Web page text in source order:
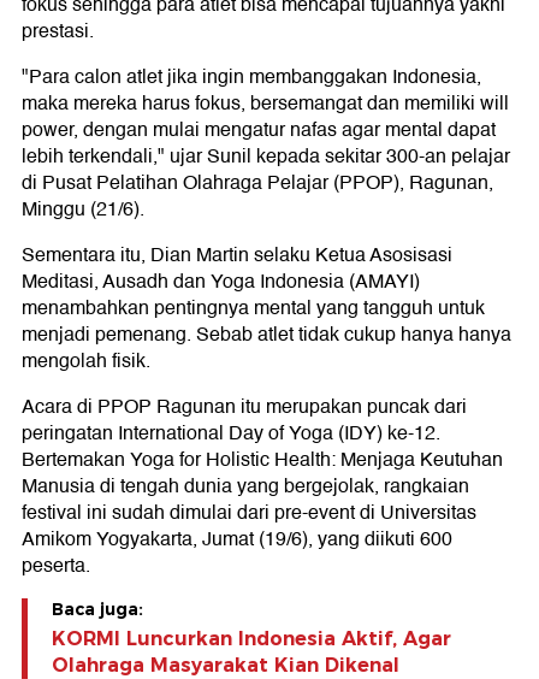
prestasi.
"Para calon atlet jika ingin membanggakan Indonesia,
maka mereka harus fokus, bersemangat dan memiliki will
power, dengan mulai mengatur nafas agar mental dapat
lebih terkendali," ujar Sunil kepada sekitar 300-an pelajar
di Pusat Pelatihan Olahraga Pelajar (PPOP), Ragunan,
Minggu (21/6).
Sementara itu, Dian Martin selaku Ketua Asosisasi
Meditasi, Ausadh dan Yoga Indonesia (AMAYI)
menambahkan pentingnya mental yang tangguh untuk
menjadi pemenang. Sebab atlet tidak cukup hanya hanya
mengolah fisik.
Acara di PPOP Ragunan itu merupakan puncak dari
peringatan International Day of Yoga (IDY) ke-12.
Bertemakan Yoga for Holistic Health: Menjaga Keutuhan
Manusia di tengah dunia yang bergejolak, rangkaian
festival ini sudah dimulai dari pre-event di Universitas
Amikom Yogyakarta, Jumat (19/6), yang diikuti 600
peserta.
Baca juga:
KORMI Luncurkan Indonesia Aktif, Agar
Olahraga Masyarakat Kian Dikenal